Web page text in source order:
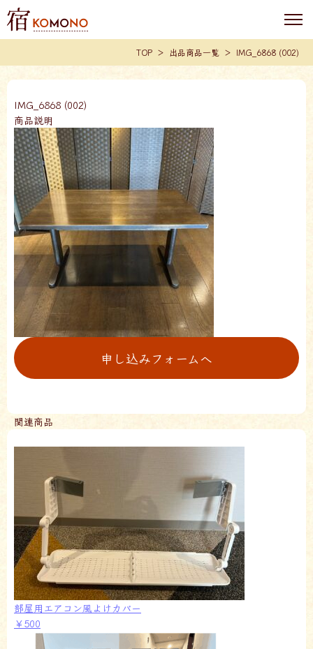
TOP 出品商品一覧 IMG_6868 (002)
IMG_6868 (002)
商品説明
申し込みフォームへ
関連商品
部屋用エアコン風よけカバー
￥500